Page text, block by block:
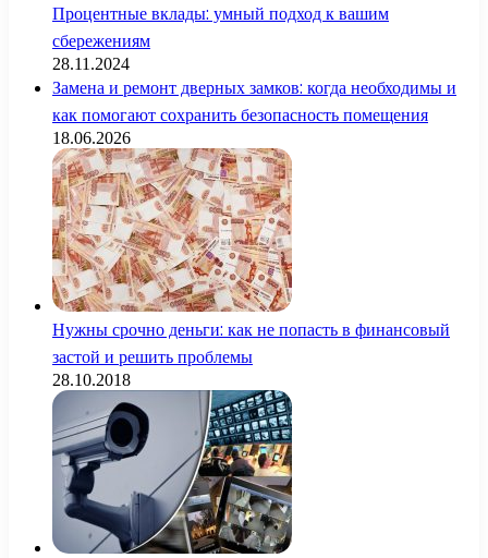
Процентные вклады: умный подход к вашим
сбережениям
28.11.2024
Замена и ремонт дверных замков: когда необходимы и
как помогают сохранить безопасность помещения
18.06.2026
Нужны срочно деньги: как не попасть в финансовый
застой и решить проблемы
28.10.2018